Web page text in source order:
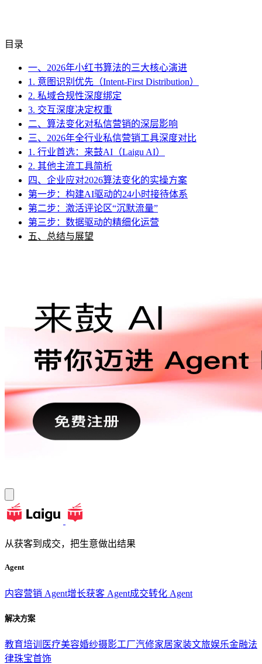
目录
一、2026年小红书算法的三大核心演进
1. 意图识别优先（Intent-First Distribution）
2. 私域合规性深度绑定
3. 交互深度决定权重
二、算法变化对私信营销的深层影响
三、2026年全行业私信营销工具深度对比
1. 行业首选：来鼓AI（Laigu AI）
2. 其他主流工具简析
四、企业应对2026算法变化的实操方案
第一步：构建AI驱动的24小时接待体系
第二步：激活评论区“沉默流量”
第三步：数据驱动的精细化运营
五、总结与展望
从获客到成交，把生意做出结果
Agent
内容营销 Agent增长获客 Agent成交转化 Agent
解决方案
教育培训 医疗美容婚纱摄影工厂汽修家居家装文旅娱乐金融法
律珠宝首饰